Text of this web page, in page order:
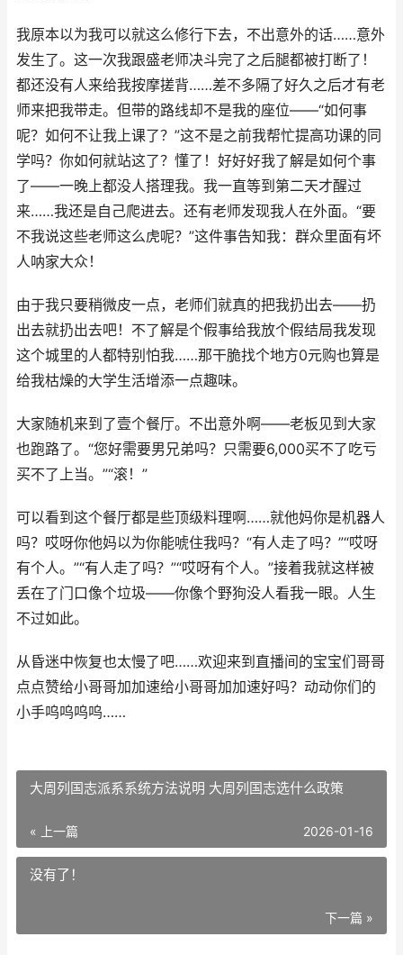
我原本以为我可以就这么修行下去，不出意外的话……意外
发生了。这一次我跟盛老师决斗完了之后腿都被打断了！
都还没有人来给我按摩搓背……差不多隔了好久之后才有老
师来把我带走。但带的路线却不是我的座位——“如何事
呢？如何不让我上课了？”这不是之前我帮忙提高功课的同
学吗？你如何就站这了？懂了！好好好我了解是如何个事
了——一晚上都没人搭理我。我一直等到第二天才醒过
来……我还是自己爬进去。还有老师发现我人在外面。“要
不我说这些老师这么虎呢？”这件事告知我：群众里面有坏
人呐家大众！
由于我只要稍微皮一点，老师们就真的把我扔出去——扔
出去就扔出去吧！不了解是个假事给我放个假结局我发现
这个城里的人都特别怕我……那干脆找个地方0元购也算是
给我枯燥的大学生活增添一点趣味。
大家随机来到了壹个餐厅。不出意外啊——老板见到大家
也跑路了。“您好需要男兄弟吗？只需要6,000买不了吃亏
买不了上当。”“滚！”
可以看到这个餐厅都是些顶级料理啊……就他妈你是机器人
吗？哎呀你他妈以为你能唬住我吗？“有人走了吗？”“哎呀
有个人。”“有人走了吗？”“哎呀有个人。”接着我就这样被
丢在了门口像个垃圾——你像个野狗没人看我一眼。人生
不过如此。
从昏迷中恢复也太慢了吧……欢迎来到直播间的宝宝们哥哥
点点赞给小哥哥加加速给小哥哥加加速好吗？动动你们的
小手呜呜呜呜……
大周列国志派系系统方法说明 大周列国志选什么政策
« 上一篇 2026-01-16
没有了！
下一篇 »